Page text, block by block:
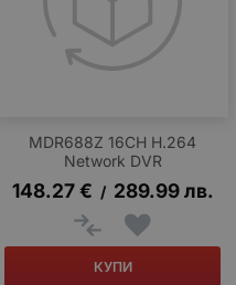
MDR688Z 16CH H.264
Network DVR
148.27 € / 289.99 лв.
КУПИ